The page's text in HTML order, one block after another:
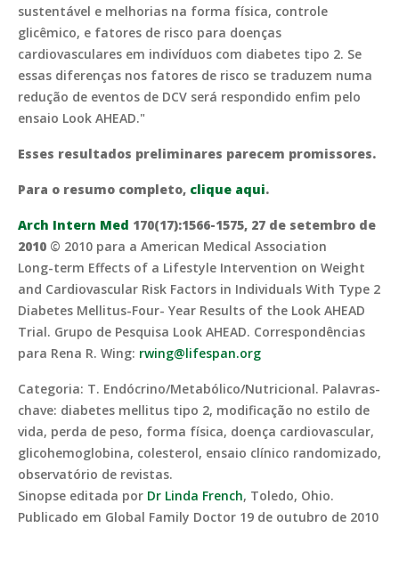
sustentável e melhorias na forma física, controle
glicêmico, e fatores de risco para doenças
cardiovasculares em indivíduos com diabetes tipo 2. Se
essas diferenças nos fatores de risco se traduzem numa
redução de eventos de DCV será respondido enfim pelo
ensaio Look AHEAD."
Esses resultados preliminares parecem promissores.
Para o resumo completo, clique aqui.
Arch Intern Med 170(17):1566-1575, 27 de setembro de
2010 © 2010 para a American Medical Association
Long-term Effects of a Lifestyle Intervention on Weight
and Cardiovascular Risk Factors in Individuals With Type 2
Diabetes Mellitus-Four- Year Results of the Look AHEAD
Trial. Grupo de Pesquisa Look AHEAD. Correspondências
para Rena R. Wing: rwing@lifespan.org
Categoria: T. Endócrino/Metabólico/Nutricional. Palavras-
chave: diabetes mellitus tipo 2, modificação no estilo de
vida, perda de peso, forma física, doença cardiovascular,
glicohemoglobina, colesterol, ensaio clínico randomizado,
observatório de revistas.
Sinopse editada por Dr Linda French, Toledo, Ohio.
Publicado em Global Family Doctor 19 de outubro de 2010